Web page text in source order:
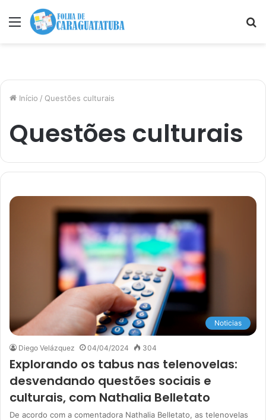
Menu
Início / Questões culturais
Questões culturais
Noticias
Diego Velázquez 04/04/2024 304
Explorando os tabus nas telenovelas:
desvendando questões sociais e
culturais, com Nathalia Belletato
De acordo com a comentadora Nathalia Belletato, as telenovelas